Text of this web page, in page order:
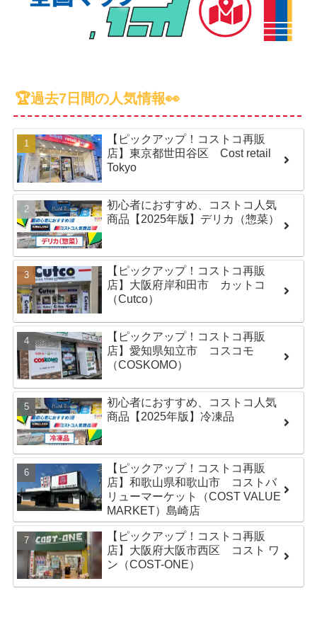
🏆過去7日間の人気情報👀
【ピックアップ！コストコ再販
店】東京都世田谷区 Cost retail
Tokyo
初心者におすすめ、コストコ人気
商品【2025年版】デリカ（惣菜）
【ピックアップ！コストコ再販
店】大阪府岸和田市 カットコ
（Cutco）
【ピックアップ！コストコ再販
店】愛知県知立市 コスコモ
（COSKOMO）
初心者におすすめ、コストコ人気
商品【2025年版】冷凍品
【ピックアップ！コストコ再販
店】和歌山県和歌山市 コストバ
リューマーケット（COST VALUE
MARKET）島崎店
【ピックアップ！コストコ再販
店】大阪府大阪市西区 コスト ワ
ン（COST-ONE）